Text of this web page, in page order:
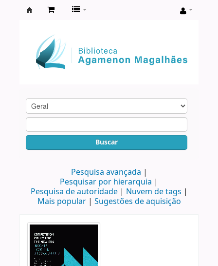
Agamenon
Magalhães
Buscar
Pesquisa avançada
Pesquisar por hierarquia
Pesquisa de autoridade
Nuvem de tags
Mais popular
Sugestões de aquisição